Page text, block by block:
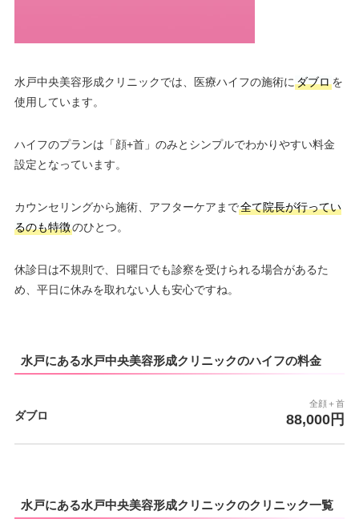
水戸中央美容形成クリニックでは、医療ハイフの施術に ダブロを
使用しています。
ハイフのプランは「顔+首」のみとシンプルでわかりやすい料金
設定となっています。
カウンセリングから施術、アフターケアまで全て院長が行ってい
るのも特徴のひとつ。
休診日は不規則で、日曜日でも診察を受けられる場合があるた
め、平日に休みを取れない人も安心ですね。
水戸にある水戸中央美容形成クリニックのハイフの料金
ダブロ
全顔＋首
88,000円
水戸にある水戸中央美容形成クリニックのクリニック一覧